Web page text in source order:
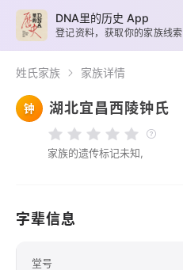
姓氏家族 家族详情
钟 湖北宜昌西陵钟氏
家族的遗传标记未知,
字辈信息
堂号
DNA里的历史 App
登记资料，获取你的家族线索